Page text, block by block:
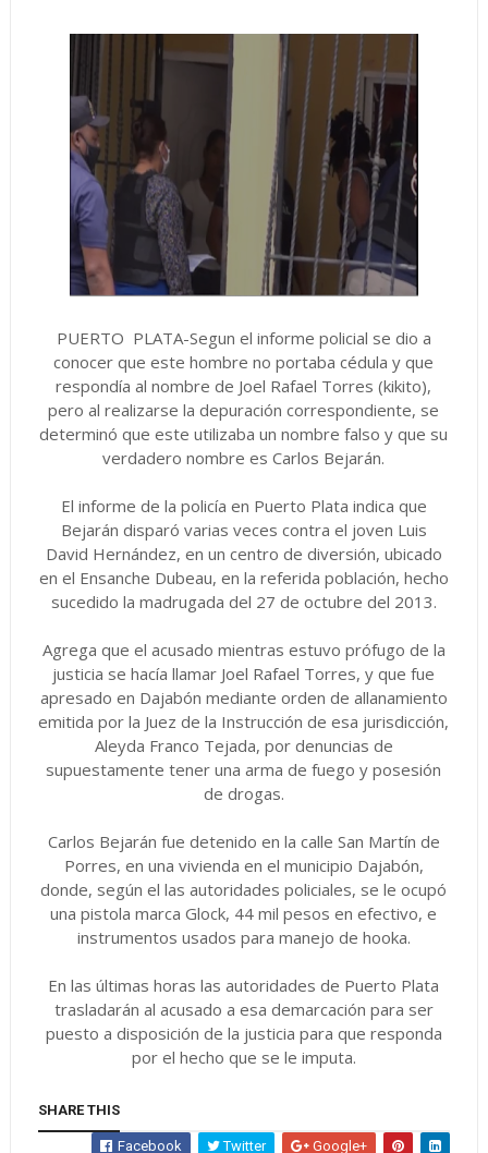
PUERTO PLATA-Segun el informe policial se dio a
conocer que este hombre no portaba cédula y que
respondía al nombre de Joel Rafael Torres (kikito),
pero al realizarse la depuración correspondiente, se
determinó que este utilizaba un nombre falso y que su
verdadero nombre es Carlos Bejarán.
El informe de la policía en Puerto Plata indica que
Bejarán disparó varias veces contra el joven Luis
David Hernández, en un centro de diversión, ubicado
en el Ensanche Dubeau, en la referida población, hecho
sucedido la madrugada del 27 de octubre del 2013.
Agrega que el acusado mientras estuvo prófugo de la
justicia se hacía llamar Joel Rafael Torres, y que fue
apresado en Dajabón mediante orden de allanamiento
emitida por la Juez de la Instrucción de esa jurisdicción,
Aleyda Franco Tejada, por denuncias de
supuestamente tener una arma de fuego y posesión
de drogas.
Carlos Bejarán fue detenido en la calle San Martín de
Porres, en una vivienda en el municipio Dajabón,
donde, según el las autoridades policiales, se le ocupó
una pistola marca Glock, 44 mil pesos en efectivo, e
instrumentos usados para manejo de hooka.
En las últimas horas las autoridades de Puerto Plata
trasladarán al acusado a esa demarcación para ser
puesto a disposición de la justicia para que responda
por el hecho que se le imputa.
SHARE THIS
Facebook Twitter Google+